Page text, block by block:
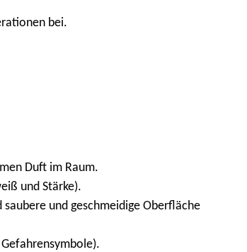
bei.
Duft im Raum.
und Stärke).
und geschmeidige Oberfläche